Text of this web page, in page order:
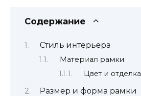
Содержание
Стиль интерьера
Материал рамки
Цвет и отделка
Размер и форма рамки